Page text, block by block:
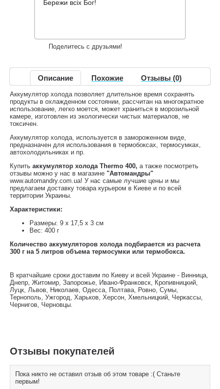
Нет в наличии
Поделитесь с друзьями!
Описание Похожие Отзывы (0)
Аккумулятор холода позволяет длительное время сохранять
продукты в охлажденном состоянии, рассчитан на многократное
использование, легко моется, может храниться в морозильной
камере, изготовлен из экологически чистых материалов, не
токсичен.
Аккумулятор холода, используется в замороженном виде,
предназначен для использования в термобоксах, термосумках,
автохолодильниках и пр.
Купить аккумулятор холода Thermo 400, а также посмотреть
отзывы можно у нас в магазине "Автомандры"
www.automandry.com.ua! У нас самые лучшие цены и мы
предлагаем доставку товара курьером в Киеве и по всей
территории Украины.
Характеристики:
Размеры: 9 х 17,5 х 3 см
Вес: 400 г
Количество аккумуляторов холода подбирается из расчета
300 г на 5 литров объема термосумки или термобокса.
В кратчайшие сроки доставим по Киеву и всей Украине - Винница,
Днепр, Житомир, Запорожье, Ивано-Франковск, Кропивницкий,
Луцк, Львов, Николаев, Одесса, Полтава, Ровно, Сумы,
Тернополь, Ужгород, Харьков, Херсон, Хмельницкий, Черкассы,
Чернигов, Черновцы.
Отзывы покупателей
Пока никто не оставил отзыв об этом товаре :( Станьте
первым!
Бережи всіх Бог!